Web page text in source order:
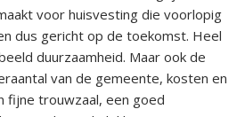
voor huisvesting die voorlopig
dus gericht op de toekomst. Heel
duurzaamheid. Maar ook de
van de gemeente, kosten en
fijne trouwzaal, een goed